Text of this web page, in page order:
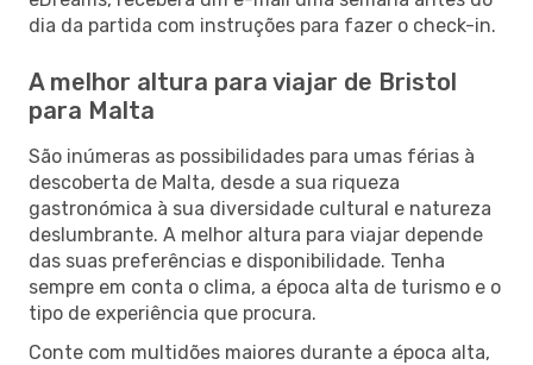
dia da partida com instruções para fazer o check-in.
A melhor altura para viajar de Bristol
para Malta
São inúmeras as possibilidades para umas férias à
descoberta de Malta, desde a sua riqueza
gastronómica à sua diversidade cultural e natureza
deslumbrante. A melhor altura para viajar depende
das suas preferências e disponibilidade. Tenha
sempre em conta o clima, a época alta de turismo e o
tipo de experiência que procura.
Conte com multidões maiores durante a época alta,